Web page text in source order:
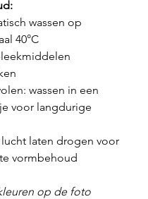
wassen op
40°C
wassen in een
voor langdurige
lucht laten drogen voor
vormbehoud
op de foto